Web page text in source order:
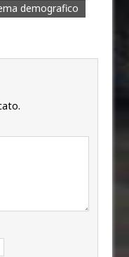
demografico